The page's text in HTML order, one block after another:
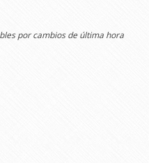
por cambios de última hora